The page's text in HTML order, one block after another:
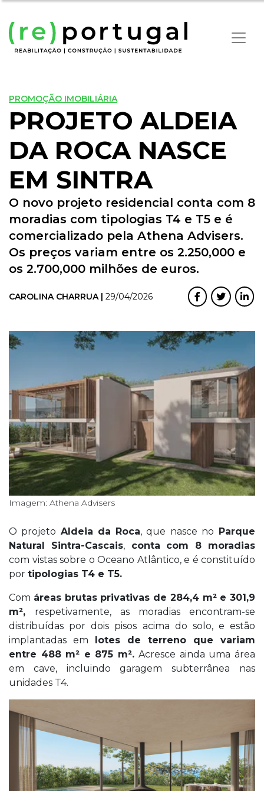
PROMOÇÃO IMOBILIÁRIA
PROJETO ALDEIA
DA ROCA NASCE
EM SINTRA
O novo projeto residencial conta com 8
moradias com tipologias T4 e T5 e é
comercializado pela Athena Advisers.
Os preços variam entre os 2.250,000 e
os 2.700,000 milhões de euros.
CAROLINA CHARRUA | 29/04/2026
Imagem: Athena Advisers
O projeto Aldeia da Roca, que nasce no Parque
Natural Sintra-Cascais,conta com 8 moradias
com vistas sobre o Oceano Atlântico, e é constituído
por tipologias T4 e T5.
Com áreas brutas privativas de 284,4 m² e 301,9
m², respetivamente, as moradias encontram-se
distribuídas por dois pisos acima do solo, e estão
implantadas em lotes de terreno que variam
entre 488 m² e 875 m².Acresce ainda uma área
em cave, incluindo garagem subterrânea nas
unidades T4.